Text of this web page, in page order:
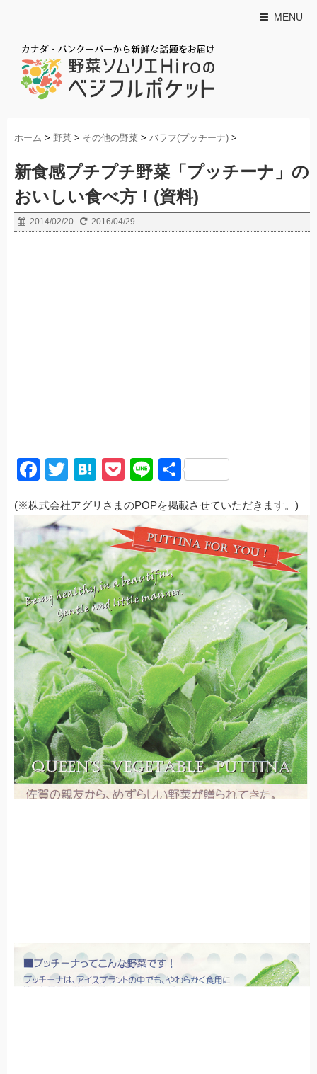
MENU
ホーム > 野菜 > その他の野菜 > バラフ(プッチーナ) >
新食感プチプチ野菜「プッチーナ」の
おいしい食べ方！(資料)
2014/02/20 2016/04/29
F
c
e
b
o
o
k
T
tt
er
H
e
n
a
P
ck
et
Li
e
共
(※株式会社アグリさまのPOPを掲載させていただきます。)